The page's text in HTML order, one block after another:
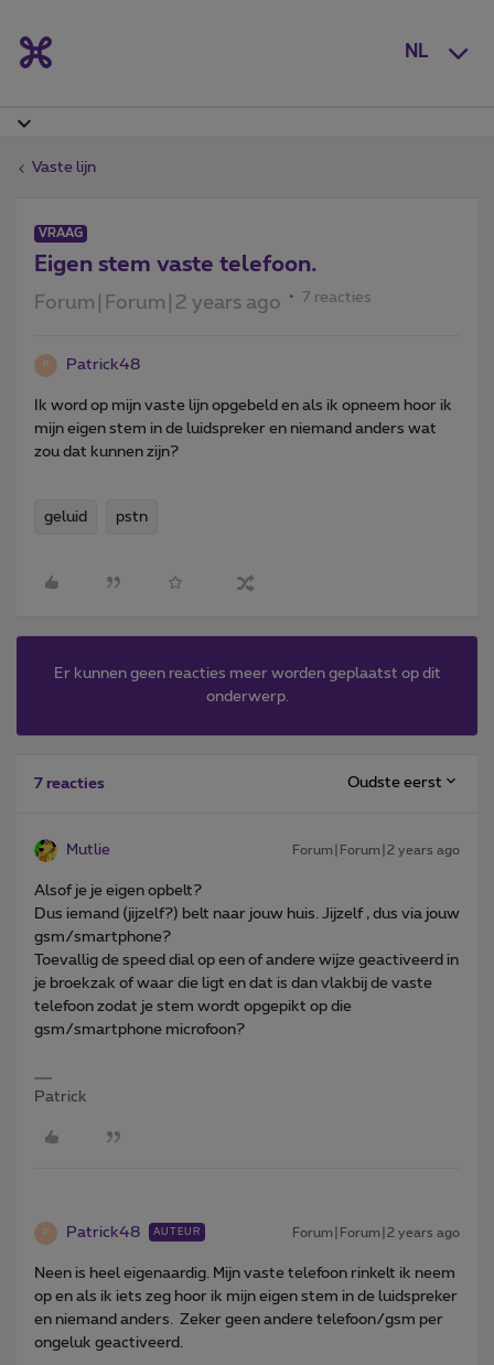
NL
Vaste lijn
VRAAG
Eigen stem vaste telefoon.
Forum|Forum|2 years ago 7 reacties
P Patrick48
Ik word op mijn vaste lijn opgebeld en als ik opneem hoor ik
mijn eigen stem in de luidspreker en niemand anders wat
zou dat kunnen zijn?
geluid pstn
Er kunnen geen reacties meer worden geplaatst op dit
onderwerp.
7 reacties Oudste eerst
Mutlie Forum|Forum|2 years ago
Alsof je je eigen opbelt?
Dus iemand (jijzelf?) belt naar jouw huis. Jijzelf , dus via jouw
gsm/smartphone?
Toevallig de speed dial op een of andere wijze geactiveerd in
je broekzak of waar die ligt en dat is dan vlakbij de vaste
telefoon zodat je stem wordt opgepikt op die
gsm/smartphone microfoon?
Patrick
P Patrick48 AUTEUR Forum|Forum|2 years ago
Neen is heel eigenaardig. Mijn vaste telefoon rinkelt ik neem
op en als ik iets zeg hoor ik mijn eigen stem in de luidspreker
en niemand anders. Zeker geen andere telefoon/gsm per
ongeluk geactiveerd.